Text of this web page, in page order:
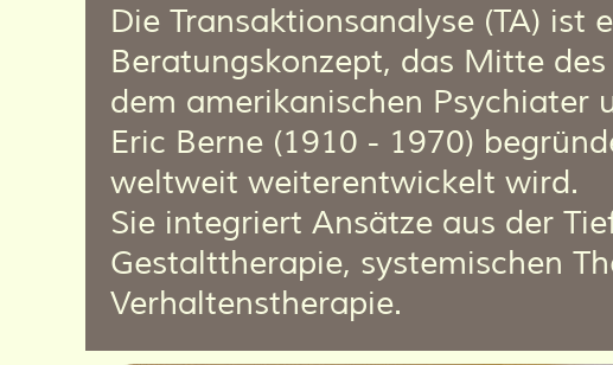
Die Transaktionsanalyse (TA) ist
Beratungskonzept, das Mitte
dem amerikanischen Psychiater
Eric Berne (1910 - 1970)
weltweit weiterentwickelt wird.
Sie integriert Ansätze aus der
Gestalttherapie, systemischen
Verhaltenstherapie.